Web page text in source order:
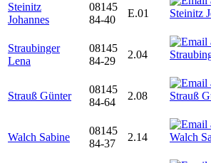
Steinitz
Johannes
08145
84-40
E.01
Straubinger
Lena
08145
84-29
2.04
Strauß Günter
08145
84-64
2.08
Walch Sabine
08145
84-37
2.14